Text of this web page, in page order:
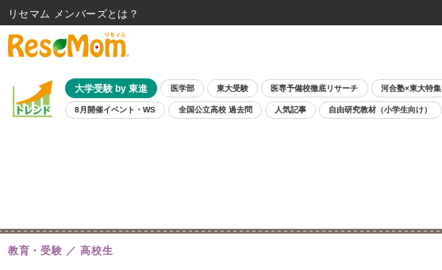
大学受験 by 東進 医学部 東大受験 医専予備校徹底リサーチ 河合塾×東大特集
8月開催イベント・WS 全国公立高校 過去問 人気記事 自由研究教材（小学生向け）
教育・受験 高校生
リセマム メンバーズ